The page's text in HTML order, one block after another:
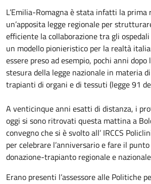
L’Emilia-Romagna è stata infatti la prima
un’apposita legge regionale per
efficiente la collaborazione tra gli
un modello pionieristico per la realtà
essere preso ad esempio, pochi anni
stesura della legge nazionale in materia
trapianti di organi e di tessuti (legge 91
A venticinque anni esatti di distanza, i
oggi si sono ritrovati questa mattina a
convegno che si è svolto all’ IRCCS
per celebrare l’anniversario e fare il
donazione-trapianto regionale e
Erano presenti l’assessore alle Politiche